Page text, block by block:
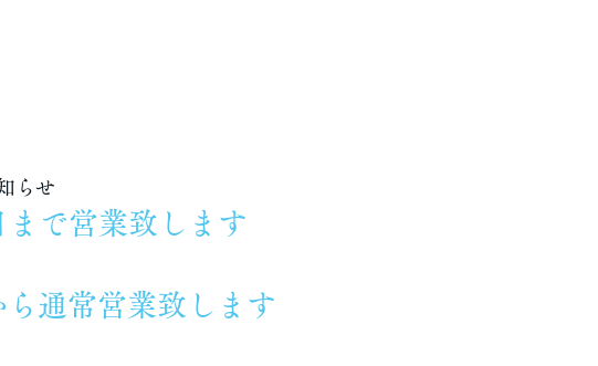
らせ
で営業致します
通常営業致します